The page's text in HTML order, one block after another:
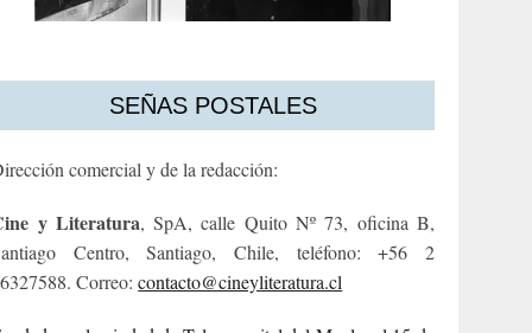
SEÑAS POSTALES
comercial y de la redacción:
y Literatura, SpA, calle Quito Nº 73, oficina B,
Centro, Santiago, Chile, teléfono: +56 2
Correo:contacto@cineyliteratura.cl